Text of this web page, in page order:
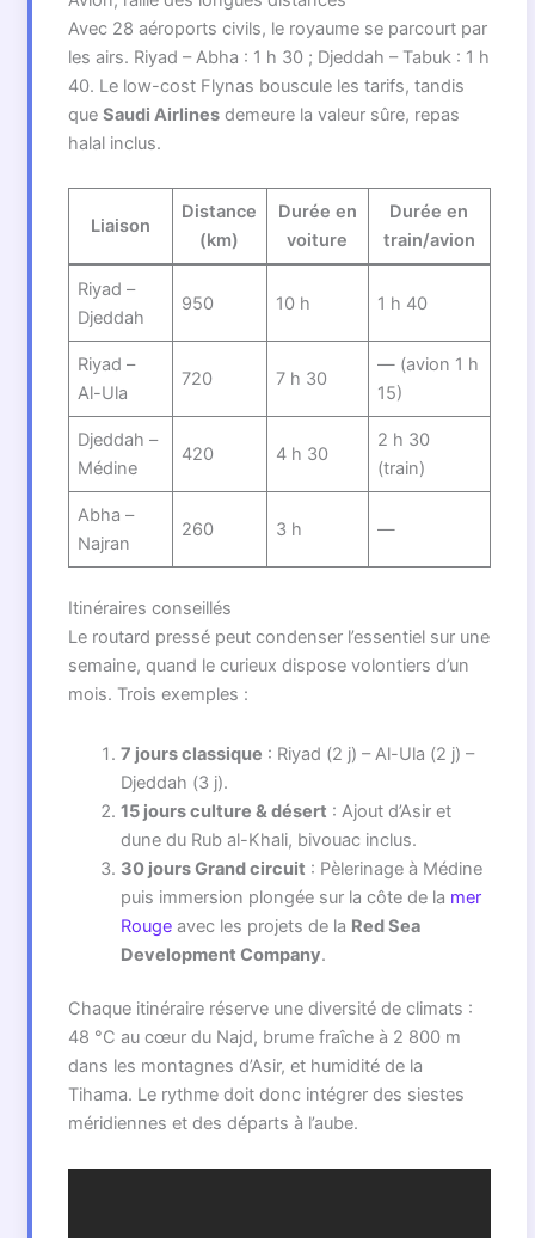
Avec 28 aéroports civils, le royaume se parcourt par
les airs. Riyad – Abha : 1 h 30 ; Djeddah – Tabuk : 1 h
40. Le low-cost Flynas bouscule les tarifs, tandis
que Saudi Airlinesdemeure la valeur sûre, repas
halal inclus.
Liaison
Distance
(km)
Durée en
voiture
Durée en
train/avion
Riyad –
Djeddah
950 10 h 1 h 40
Riyad –
Al-Ula
720 7 h 30
— (avion 1 h
15)
Djeddah –
Médine
420 4 h 30
2 h 30
(train)
Abha –
Najran
260 3 h —
Itinéraires conseillés
Le routard pressé peut condenser l’essentiel sur une
semaine, quand le curieux dispose volontiers d’un
mois. Trois exemples :
7 jours classique : Riyad (2 j) – Al-Ula (2 j) –
Djeddah (3 j).
15 jours culture & désert : Ajout d’Asir et
dune du Rub al-Khali, bivouac inclus.
30 jours Grand circuit : Pèlerinage à Médine
puis immersion plongée sur la côte de la mer
Rougeavec les projets de la Red Sea
Development Company.
Chaque itinéraire réserve une diversité de climats :
48 °C au cœur du Najd, brume fraîche à 2 800 m
dans les montagnes d’Asir, et humidité de la
Tihama. Le rythme doit donc intégrer des siestes
méridiennes et des départs à l’aube.